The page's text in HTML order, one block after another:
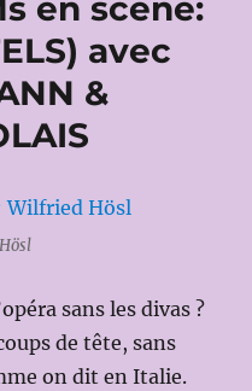
en scène:
avec
&
sans les divas ?
de tête, sans
on dit en Italie.